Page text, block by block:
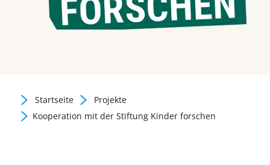
Zurück zur Newsübersicht
Startseite
Projekte
Kooperation mit der Stiftung Kinder forschen